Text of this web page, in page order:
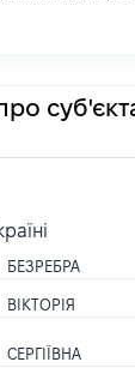
БЕЗРЕБРА
ВІКТОРІЯ
СЕРГІЇВНА